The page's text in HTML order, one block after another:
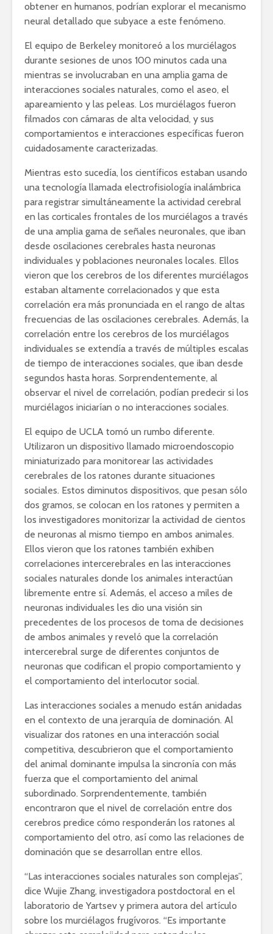
obtener en humanos, podrían explorar el mecanismo
neural detallado que subyace a este fenómeno.
El equipo de Berkeley monitoreó a los murciélagos
durante sesiones de unos 100 minutos cada una
mientras se involucraban en una amplia gama de
interacciones sociales naturales, como el aseo, el
apareamiento y las peleas. Los murciélagos fueron
filmados con cámaras de alta velocidad, y sus
comportamientos e interacciones específicas fueron
cuidadosamente caracterizadas.
Mientras esto sucedía, los científicos estaban usando
una tecnología llamada electrofisiología inalámbrica
para registrar simultáneamente la actividad cerebral
en las corticales frontales de los murciélagos a través
de una amplia gama de señales neuronales, que iban
desde oscilaciones cerebrales hasta neuronas
individuales y poblaciones neuronales locales. Ellos
vieron que los cerebros de los diferentes murciélagos
estaban altamente correlacionados y que esta
correlación era más pronunciada en el rango de altas
frecuencias de las oscilaciones cerebrales. Además, la
correlación entre los cerebros de los murciélagos
individuales se extendía a través de múltiples escalas
de tiempo de interacciones sociales, que iban desde
segundos hasta horas. Sorprendentemente, al
observar el nivel de correlación, podían predecir si los
murciélagos iniciarían o no interacciones sociales.
El equipo de UCLA tomó un rumbo diferente.
Utilizaron un dispositivo llamado microendoscopio
miniaturizado para monitorear las actividades
cerebrales de los ratones durante situaciones
sociales. Estos diminutos dispositivos, que pesan sólo
dos gramos, se colocan en los ratones y permiten a
los investigadores monitorizar la actividad de cientos
de neuronas al mismo tiempo en ambos animales.
Ellos vieron que los ratones también exhiben
correlaciones intercerebrales en las interacciones
sociales naturales donde los animales interactúan
libremente entre sí. Además, el acceso a miles de
neuronas individuales les dio una visión sin
precedentes de los procesos de toma de decisiones
de ambos animales y reveló que la correlación
intercerebral surge de diferentes conjuntos de
neuronas que codifican el propio comportamiento y
el comportamiento del interlocutor social.
Las interacciones sociales a menudo están anidadas
en el contexto de una jerarquía de dominación. Al
visualizar dos ratones en una interacción social
competitiva, descubrieron que el comportamiento
del animal dominante impulsa la sincronía con más
fuerza que el comportamiento del animal
subordinado. Sorprendentemente, también
encontraron que el nivel de correlación entre dos
cerebros predice cómo responderán los ratones al
comportamiento del otro, así como las relaciones de
dominación que se desarrollan entre ellos.
“Las interacciones sociales naturales son complejas”,
dice Wujie Zhang, investigadora postdoctoral en el
laboratorio de Yartsev y primera autora del artículo
sobre los murciélagos frugívoros. “Es importante